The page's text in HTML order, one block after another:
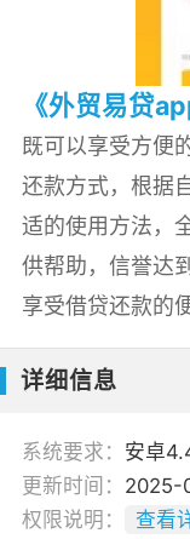
《外贸易贷
既可以享受方便
还款方式，根据
适的使用方法，
供帮助，信誉达
享受借贷还款的
详细信息
系统要求： 安卓
更新时间： 2025-
权限说明：
查看